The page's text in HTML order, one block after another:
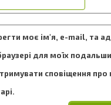
моє ім'я, e-mail, та
для моїх
сповіщення про